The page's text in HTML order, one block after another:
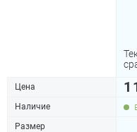
Цена 1
Наличие
Размер